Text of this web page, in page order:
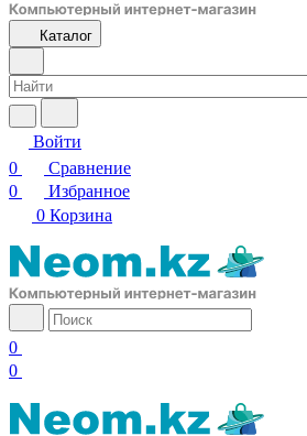
Каталог
Войти
0
Сравнение
0
Избранное
0 Корзина
0
0